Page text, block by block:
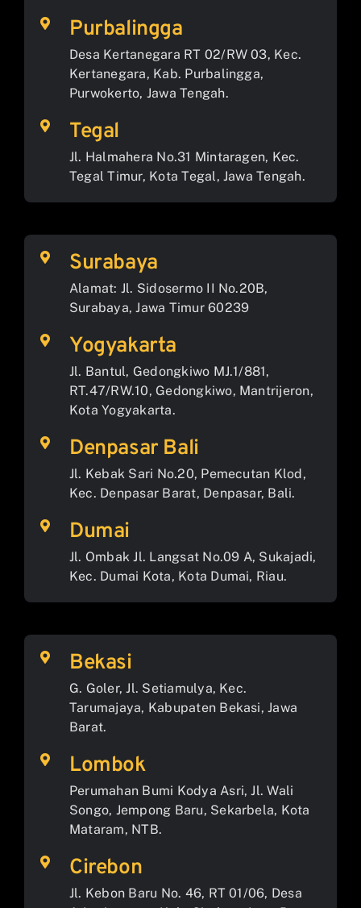
Purbalingga
Desa Kertanegara RT 02/RW 03, Kec.
Kertanegara, Kab. Purbalingga,
Purwokerto, Jawa Tengah.
Tegal
Jl. Halmahera No.31 Mintaragen, Kec.
Tegal Timur, Kota Tegal, Jawa Tengah.
Surabaya
Alamat: Jl. Sidosermo II No.20B,
Surabaya, Jawa Timur 60239
Yogyakarta
Jl. Bantul, Gedongkiwo MJ.1/881,
RT.47/RW.10, Gedongkiwo, Mantrijeron,
Kota Yogyakarta.
Denpasar Bali
Jl. Kebak Sari No.20, Pemecutan Klod,
Kec. Denpasar Barat, Denpasar, Bali.
Dumai
Jl. Ombak Jl. Langsat No.09 A, Sukajadi,
Kec. Dumai Kota, Kota Dumai, Riau.
Bekasi
G. Goler, Jl. Setiamulya, Kec.
Tarumajaya, Kabupaten Bekasi, Jawa
Barat.
Lombok
Perumahan Bumi Kodya Asri, Jl. Wali
Songo, Jempong Baru, Sekarbela, Kota
Mataram, NTB.
Cirebon
Jl. Kebon Baru No. 46, RT 01/06, Desa